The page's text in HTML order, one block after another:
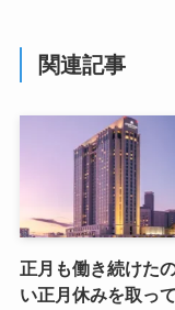
関連記事
正月も働き続けた
い正月休みを取っ